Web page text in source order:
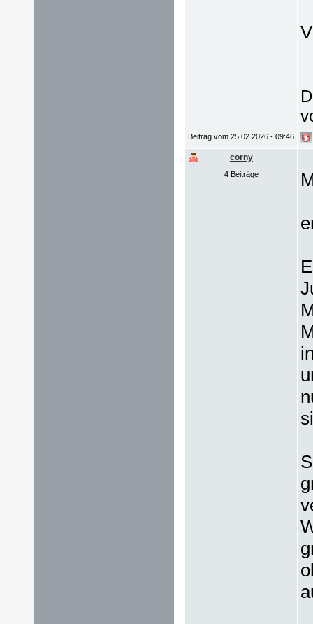
Beitrag vom 25.02.2026 - 09:46
corny
4 Beiträge